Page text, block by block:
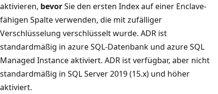
aktivieren, bevorSie den ersten Index auf einer Enclave-
fähigen Spalte verwenden, die mit zufälliger
Verschlüsselung verschlüsselt wurde. ADR ist
standardmäßig in azure SQL-Datenbank und azure SQL
Managed Instance aktiviert. ADR ist verfügbar, aber nicht
standardmäßig in SQL Server 2019 (15.x) und höher
aktiviert.